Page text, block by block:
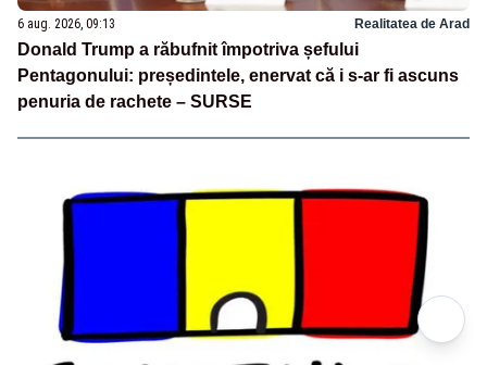
6 aug. 2026, 09:13 Realitatea de Arad
Donald Trump a răbufnit împotriva șefului
Pentagonului: președintele, enervat că i s-ar fi ascuns
penuria de rachete – SURSE